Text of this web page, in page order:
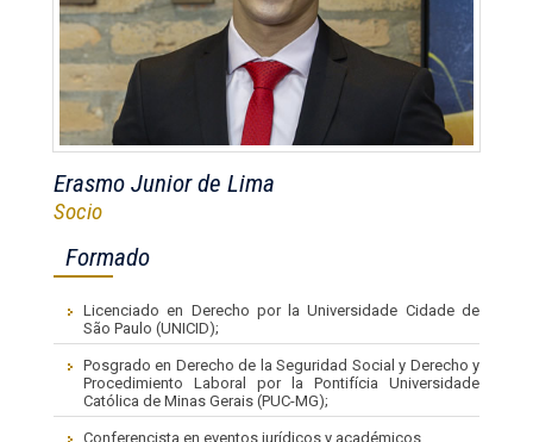
Erasmo Junior de Lima
Socio
Formado
Licenciado en Derecho por la Universidade Cidade de
São Paulo (UNICID);
Posgrado en Derecho de la Seguridad Social y Derecho y
Procedimiento Laboral por la Pontifícia Universidade
Católica de Minas Gerais (PUC-MG);
Conferencista en eventos jurídicos y académicos.